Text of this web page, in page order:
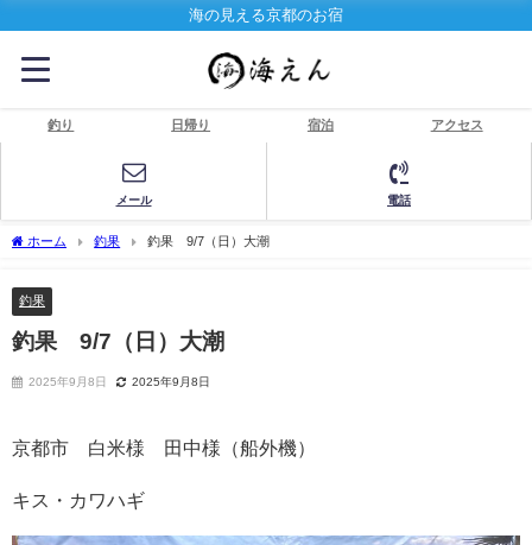
海の見える京都のお宿
釣り 日帰り 宿泊 アクセス
メール 電話
ホーム 釣果 釣果 9/7（日）大潮
釣果
釣果 9/7（日）大潮
2025年9月8日 2025年9月8日
京都市 白米様 田中様（船外機）
キス・カワハギ